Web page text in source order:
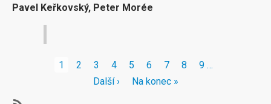
Pavel Keřkovský, Peter Morée
PaginationAktuální
1 Stránka
2 Stránka
3 Stránka
4 Stránka
5 Stránka
6 Stránka
7 Stránka
8 Stránka
9 …
Následující
Další ›
Poslední
Na konec »